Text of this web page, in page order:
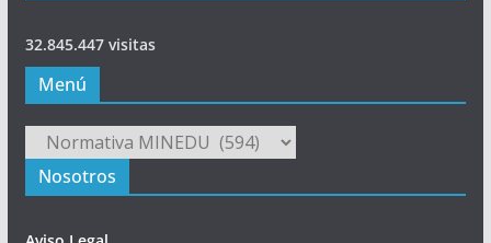
32.845.447 visitas
Menú
Menú
Nosotros